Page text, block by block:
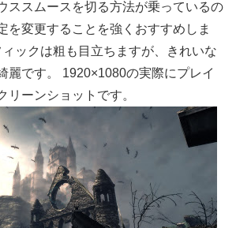
ススムースを切る方法が乗っているの
を変更することを強くおすすめしま
ィックは粗も目立ちますが、きれいな
麗です。 1920×1080の実際にプレイ
リーンショットです。